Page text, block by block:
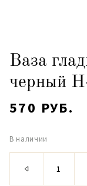
Ваза
черный
570 РУБ.
В наличии